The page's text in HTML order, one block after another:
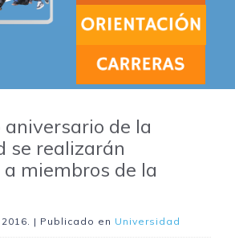
aniversario de la
se realizarán
miembros de la
. | Publicado en Universidad